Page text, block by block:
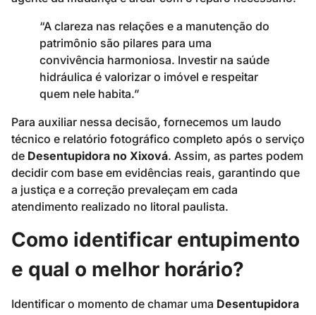
“A clareza nas relações e a manutenção do
patrimônio são pilares para uma
convivência harmoniosa. Investir na saúde
hidráulica é valorizar o imóvel e respeitar
quem nele habita.”
Para auxiliar nessa decisão, fornecemos um laudo
técnico e relatório fotográfico completo após o serviço
de Desentupidora no Xixová. Assim, as partes podem
decidir com base em evidências reais, garantindo que
a justiça e a correção prevaleçam em cada
atendimento realizado no litoral paulista.
Como identificar entupimento
e qual o melhor horário?
Identificar o momento de chamar uma Desentupidora